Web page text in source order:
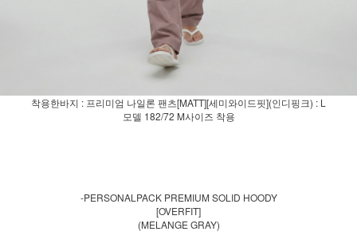
착용한바지 : 프리미엄 나일론 팬츠[MATT][세미와이드핏](인디핑크) : L
모델 182/72 M사이즈 착용
-PERSONALPACK PREMIUM SOLID HOODY
[OVERFIT]
(MELANGE GRAY)